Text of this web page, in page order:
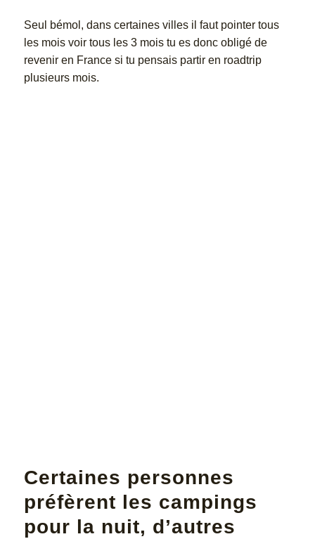
Seul bémol, dans certaines villes il faut pointer tous
les mois voir tous les 3 mois tu es donc obligé de
revenir en France si tu pensais partir en roadtrip
plusieurs mois.
Certaines personnes
préfèrent les campings
pour la nuit, d’autres